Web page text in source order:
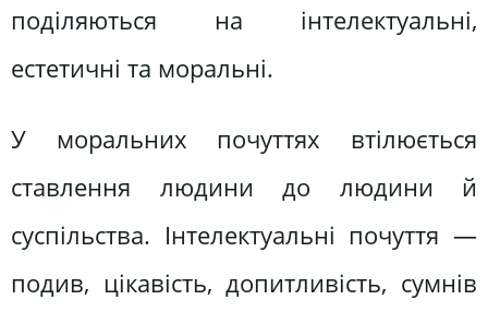
поділяються на інтелектуальні,
естетичні та моральні.
У моральних почуттях втілюється
ставлення людини до людини й
суспільства. Інтелектуальні почуття —
подив, цікавість, допитливість, сумнів